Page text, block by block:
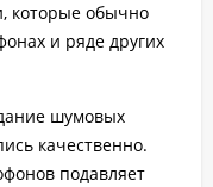
которые обычно
и ряде других
шумовых
качественно.
подавляет